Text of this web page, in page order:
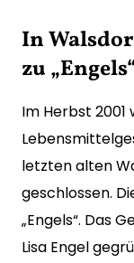
In
zu
Im Herbst
letzten alten
geschlossen.
„Engels“. Das
Lisa Engel